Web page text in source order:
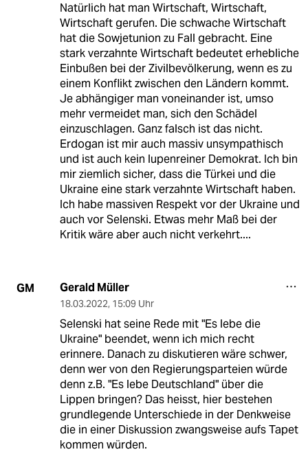
Natürlich hat man Wirtschaft, Wirtschaft,
Wirtschaft gerufen. Die schwache Wirtschaft
hat die Sowjetunion zu Fall gebracht. Eine
stark verzahnte Wirtschaft bedeutet erhebliche
Einbußen bei der Zivilbevölkerung, wenn es zu
einem Konflikt zwischen den Ländern kommt.
Je abhängiger man voneinander ist, umso
mehr vermeidet man, sich den Schädel
einzuschlagen. Ganz falsch ist das nicht.
Erdogan ist mir auch massiv unsympathisch
und ist auch kein lupenreiner Demokrat. Ich bin
mir ziemlich sicher, dass die Türkei und die
Ukraine eine stark verzahnte Wirtschaft haben.
Ich habe massiven Respekt vor der Ukraine und
auch vor Selenski. Etwas mehr Maß bei der
Kritik wäre aber auch nicht verkehrt....
GM Gerald Müller
18.03.2022, 15:09 Uhr
Selenski hat seine Rede mit "Es lebe die
Ukraine" beendet, wenn ich mich recht
erinnere. Danach zu diskutieren wäre schwer,
denn wer von den Regierungsparteien würde
denn z.B. "Es lebe Deutschland" über die
Lippen bringen? Das heisst, hier bestehen
grundlegende Unterschiede in der Denkweise
die in einer Diskussion zwangsweise aufs Tapet
kommen würden.